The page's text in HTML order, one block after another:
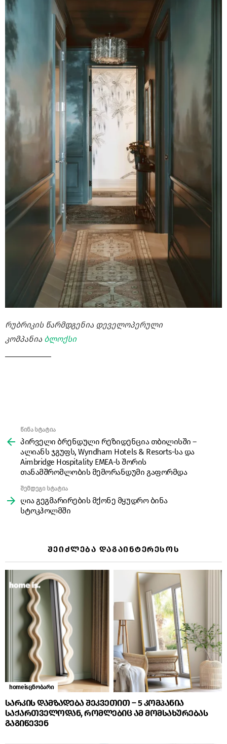
რუბრიკის წარმდგენია დეველოპერული
კომპანია ბლოქსი
more
წინა სტატია
პირველი ბრენდული რეზიდენცია თბილისში –
ალიანს ჯგუფს, Wyndham Hotels & Resorts-სა და
Aimbridge Hospitality EMEA-ს შორის
თანამშრომლობის მემორანდუმი გაფორმდა
შემდეგი სტატია
ღია გეგმარირების მქონე მყუდრო ბინა
სტოკჰოლმში
ᲨᲔᲘᲫᲚᲔᲑᲐ ᲓᲐᲒᲐᲘᲜᲢᲔᲠᲔᲡᲝᲡ
homeisცნობარი
სარკის დამზადება შეკვეთით – 5 კომპანია
საქართველოდან, რომლებიც ამ მომსახურებას
გაგიწევენ